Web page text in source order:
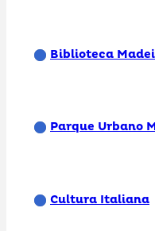
Biblioteca
Parque Urbano
Cultura Italiana